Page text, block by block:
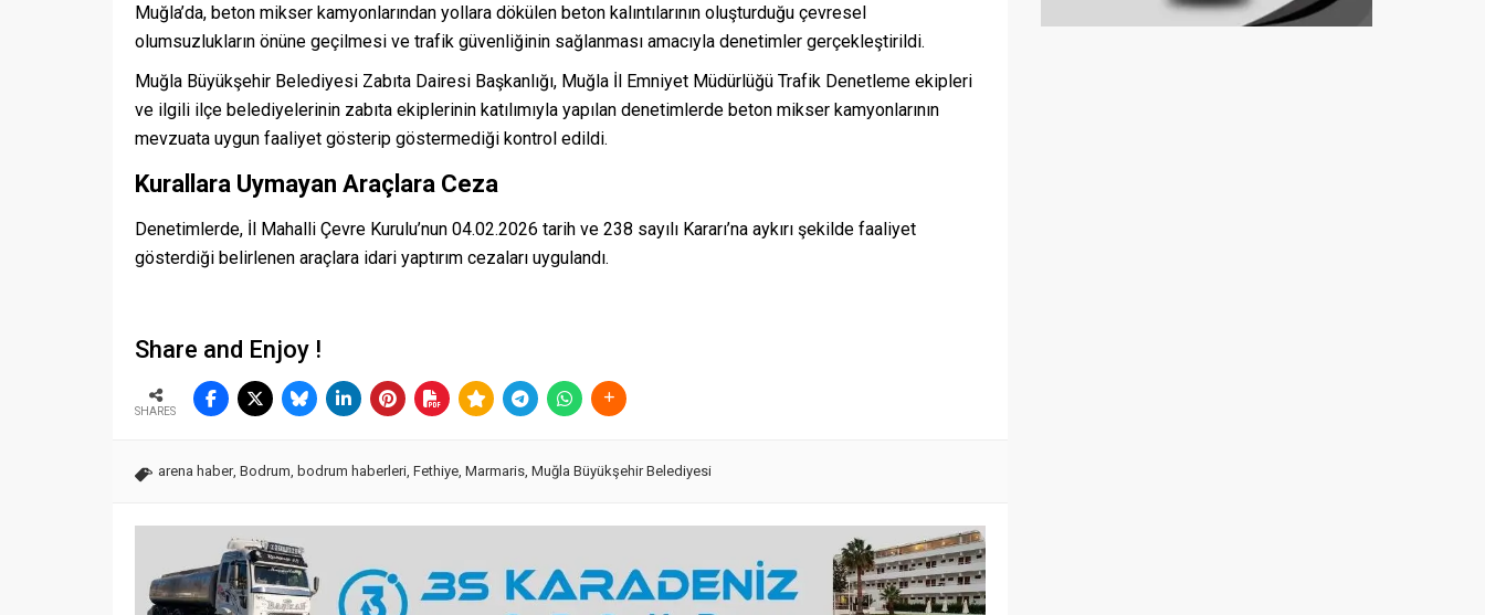
Muğla’da, beton mikser kamyonlarından yollara dökülen beton kalıntılarının oluşturduğu çevresel
olumsuzlukların önüne geçilmesi ve trafik güvenliğinin sağlanması amacıyla denetimler gerçekleştirildi.
Muğla Büyükşehir Belediyesi Zabıta Dairesi Başkanlığı, Muğla İl Emniyet Müdürlüğü Trafik Denetleme ekipleri
ve ilgili ilçe belediyelerinin zabıta ekiplerinin katılımıyla yapılan denetimlerde beton mikser kamyonlarının
mevzuata uygun faaliyet gösterip göstermediği kontrol edildi.
Kurallara Uymayan Araçlara Ceza
Denetimlerde, İl Mahalli Çevre Kurulu’nun 04.02.2026 tarih ve 238 sayılı Kararı’na aykırı şekilde faaliyet
gösterdiği belirlenen araçlara idari yaptırım cezaları uygulandı.
Share and Enjoy !
SHARES
arena haber, Bodrum, bodrum haberleri, Fethiye, Marmaris, Muğla Büyükşehir Belediyesi